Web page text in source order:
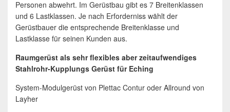
Personen abwehrt. Im Gerüstbau gibt es 7 Breitenklassen
und 6 Lastklassen. Je nach Erforderniss wählt der
Gerüstbauer die entsprechende Breitenklasse und
Lastklasse für seinen Kunden aus.
Raumgerüst als sehr flexibles aber zeitaufwendiges
Stahlrohr-Kupplungs Gerüst für Eching
System-Modulgerüst von Plettac Contur oder Allround von
Layher